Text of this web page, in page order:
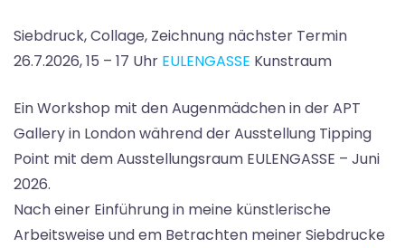
Siebdruck, Collage, Zeichnung nächster Termin
26.7.2026, 15 – 17 Uhr EULENGASSE Kunstraum
Ein Workshop mit den Augenmädchen in der APT
Gallery in London während der Ausstellung Tipping
Point mit dem Ausstellungsraum EULENGASSE – Juni
2026.
Nach einer Einführung in meine künstlerische
Arbeitsweise und em Betrachten meiner Siebdrucke